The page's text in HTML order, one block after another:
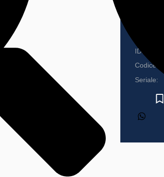
ID:
Codice N:
Seriale: